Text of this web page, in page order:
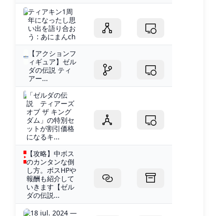
ティアキン1周
年になったし思
い出を語り合お
う : あにまんch
【アクションフ
ィギュア】ゼル
ダの伝説 ティ
アー...
「ゼルダの伝
説 ティアーズ
オブ ザ キング
ダム」の特別セ
ットが割引価格
になるキ...
【攻略】中ボス
のカンタンな倒
し方。ボスHPや
報酬も紹介して
いきます【ゼル
ダの伝説...
18 iul. 2024 —